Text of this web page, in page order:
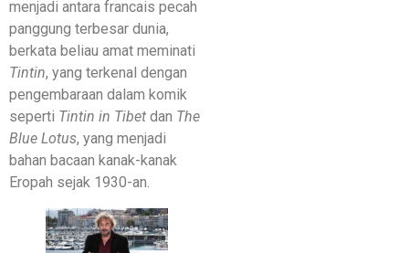
menjadi antara francais pecah
panggung terbesar dunia,
berkata beliau amat meminati
Tintin, yang terkenal dengan
pengembaraan dalam komik
seperti Tintin in Tibet dan The
Blue Lotus, yang menjadi
bahan bacaan kanak-kanak
Eropah sejak 1930-an.